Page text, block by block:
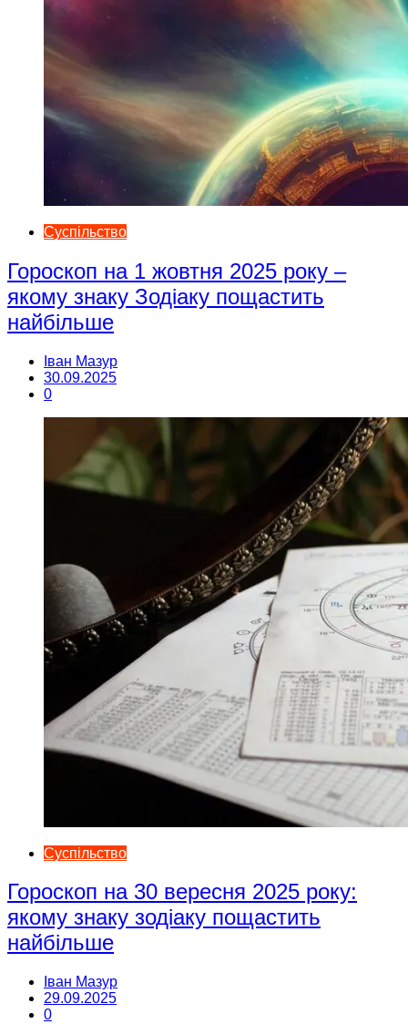
Суспільство
Гороскоп на 1 жовтня 2025 року –
якому знаку Зодіаку пощастить
найбільше
Іван Мазур
30.09.2025
0
Суспільство
Гороскоп на 30 вересня 2025 року:
якому знаку зодіаку пощастить
найбільше
Іван Мазур
29.09.2025
0